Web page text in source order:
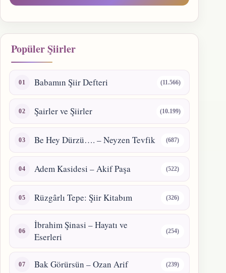
Popüler Şiirler
Babamın Şiir Defteri (11.566)
Şairler ve Şiirler (10.199)
Be Hey Dürzü…. – Neyzen Tevfik (687)
Adem Kasidesi – Akif Paşa (522)
Rüzgârlı Tepe: Şiir Kitabım (326)
İbrahim Şinasi – Hayatı ve
Eserleri
(254)
Bak Görürsün – Ozan Arif (239)